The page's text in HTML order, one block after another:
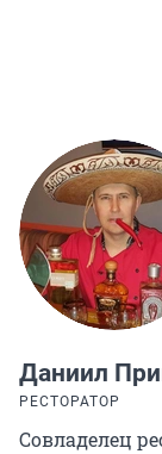
Даниил
РЕСТОРАТОР
Совладелец